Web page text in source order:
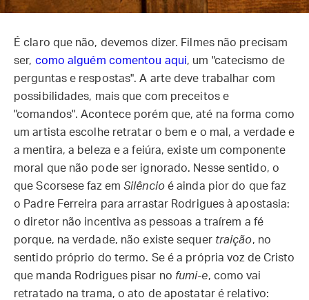
É claro que não, devemos dizer. Filmes não precisam
ser, como alguém comentou aqui, um "catecismo de
perguntas e respostas". A arte deve trabalhar com
possibilidades, mais que com preceitos e
"comandos". Acontece porém que, até na forma como
um artista escolhe retratar o bem e o mal, a verdade e
a mentira, a beleza e a feiúra, existe um componente
moral que não pode ser ignorado. Nesse sentido, o
que Scorsese faz em Silêncioé ainda pior do que faz
o Padre Ferreira para arrastar Rodrigues à apostasia:
o diretor não incentiva as pessoas a traírem a fé
porque, na verdade, não existe sequer traição, no
sentido próprio do termo. Se é a própria voz de Cristo
que manda Rodrigues pisar no fumi-e, como vai
retratado na trama, o ato de apostatar é relativo: